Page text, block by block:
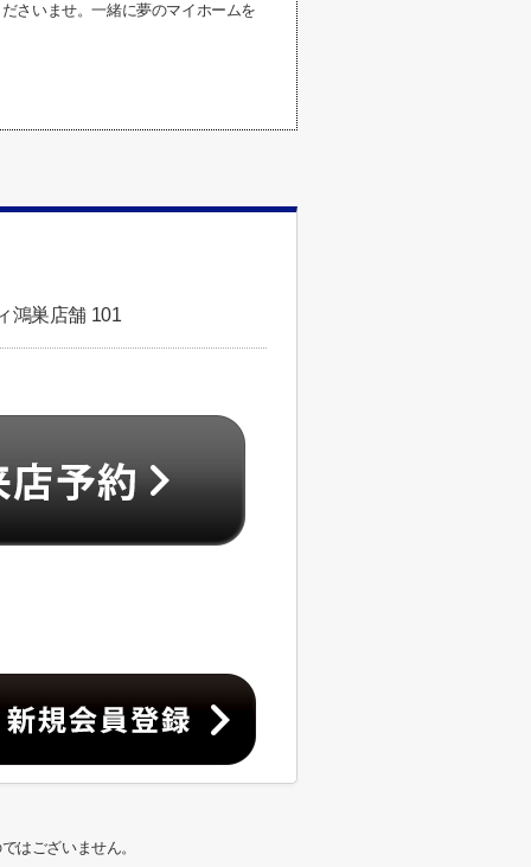
さいませ。一緒に夢のマイホームを
鴻巣店舗 101
はございません。